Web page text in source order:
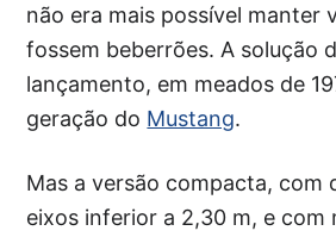
não era mais possível manter
fossem beberrões. A solução
lançamento, em meados de
geração do Mustang.
Mas a versão compacta, com
eixos inferior a 2,30 m, e com